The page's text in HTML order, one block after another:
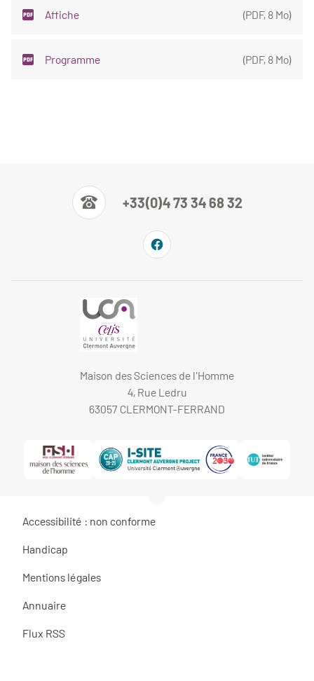
Affiche (PDF, 8 Mo)
Programme (PDF, 8 Mo)
+33(0)4 73 34 68 32
Maison des Sciences de l'Homme
4, Rue Ledru
63057 CLERMONT-FERRAND
Accessibilité : non conforme
Handicap
Mentions légales
Annuaire
Flux RSS